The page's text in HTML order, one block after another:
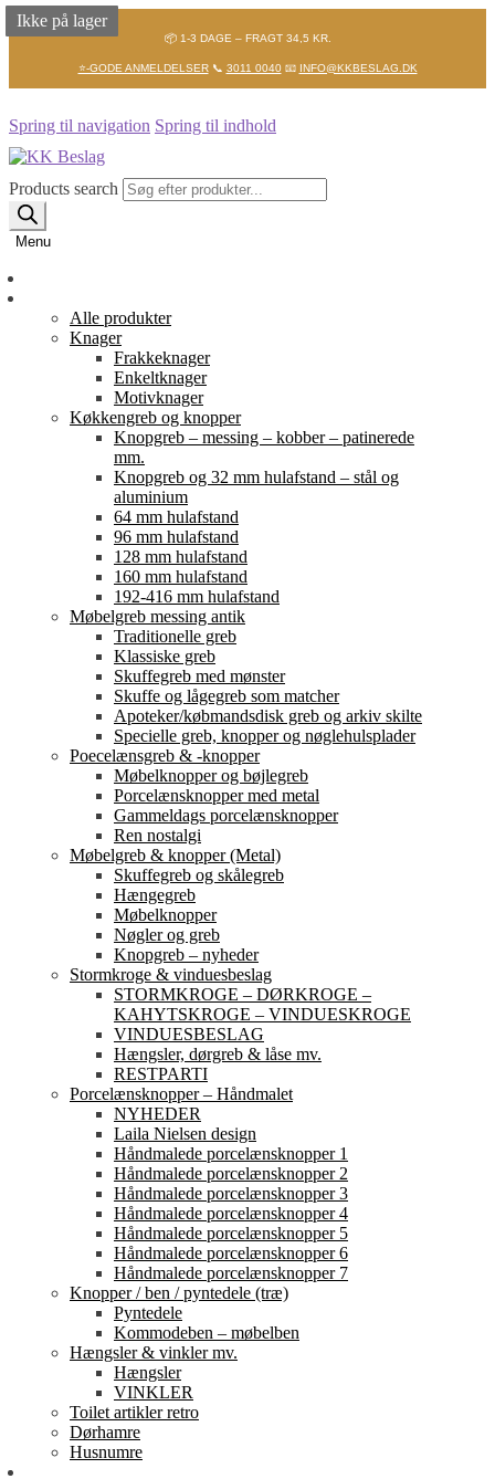
📦 1-3 DAGE – FRAGT 34,5 KR.
⭐-GODE ANMELDELSER📞 3011 0040📧 INFO@KKBESLAG.DK
Spring til navigation Spring til indhold
Products search
Menu
Alle produkter
Knager
Frakkeknager
Enkeltknager
Motivknager
Køkkengreb og knopper
Knopgreb – messing – kobber – patinerede
mm.
Knopgreb og 32 mm hulafstand – stål og
aluminium
64 mm hulafstand
96 mm hulafstand
128 mm hulafstand
160 mm hulafstand
192-416 mm hulafstand
Møbelgreb messing antik
Traditionelle greb
Klassiske greb
Skuffegreb med mønster
Skuffe og lågegreb som matcher
Apoteker/købmandsdisk greb og arkiv skilte
Specielle greb, knopper og nøglehulsplader
Poecelænsgreb & -knopper
Møbelknopper og bøjlegreb
Porcelænsknopper med metal
Gammeldags porcelænsknopper
Ren nostalgi
Møbelgreb & knopper (Metal)
Skuffegreb og skålegreb
Hængegreb
Møbelknopper
Nøgler og greb
Knopgreb – nyheder
Stormkroge & vinduesbeslag
STORMKROGE – DØRKROGE –
KAHYTSKROGE – VINDUESKROGE
VINDUESBESLAG
Hængsler, dørgreb & låse mv.
RESTPARTI
Porcelænsknopper – Håndmalet
NYHEDER
Laila Nielsen design
Håndmalede porcelænsknopper 1
Håndmalede porcelænsknopper 2
Håndmalede porcelænsknopper 3
Håndmalede porcelænsknopper 4
Håndmalede porcelænsknopper 5
Håndmalede porcelænsknopper 6
Håndmalede porcelænsknopper 7
Knopper / ben / pyntedele (træ)
Pyntedele
Kommodeben – møbelben
Hængsler & vinkler mv.
Hængsler
VINKLER
Toilet artikler retro
Dørhamre
Husnumre
Ikke på lager
Ikke på lager
Ikke på lager